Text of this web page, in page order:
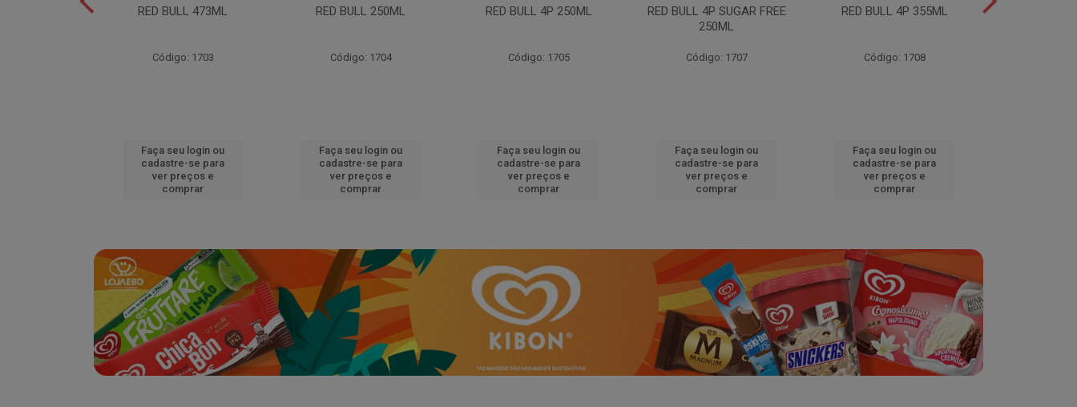
RED BULL 473ML
Código: 1703
Faça seu login ou
cadastre-se para
ver preços e
comprar
RED BULL 250ML
Código: 1704
Faça seu login ou
cadastre-se para
ver preços e
comprar
RED BULL 4P 250ML
Código: 1705
Faça seu login ou
cadastre-se para
ver preços e
comprar
RED BULL 4P SUGAR FREE
250ML
Código: 1707
Faça seu login ou
cadastre-se para
ver preços e
comprar
RED BULL 4P 355ML
Código: 1708
Faça seu login ou
cadastre-se para
ver preços e
comprar